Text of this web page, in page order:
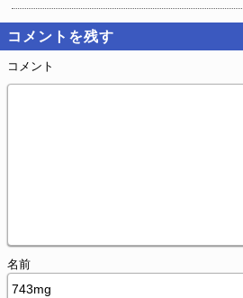
コメントを残す
コメント
名前